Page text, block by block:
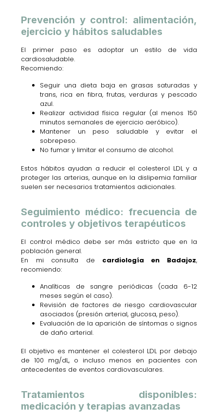
Prevención y control: alimentación,
ejercicio y hábitos saludables
El primer paso es adoptar un estilo de vida
cardiosaludable.
Recomiendo:
Seguir una dieta baja en grasas saturadas y
trans, rica en fibra, frutas, verduras y pescado
azul.
Realizar actividad física regular (al menos 150
minutos semanales de ejercicio aeróbico).
Mantener un peso saludable y evitar el
sobrepeso.
No fumar y limitar el consumo de alcohol.
Estos hábitos ayudan a reducir el colesterol LDL y a
proteger las arterias, aunque en la dislipemia familiar
suelen ser necesarios tratamientos adicionales.
Seguimiento médico: frecuencia de
controles y objetivos terapéuticos
El control médico debe ser más estricto que en la
población general.
En mi consulta de cardiología en Badajoz,
recomiendo:
Analíticas de sangre periódicas (cada 6-12
meses según el caso).
Revisión de factores de riesgo cardiovascular
asociados (presión arterial, glucosa, peso).
Evaluación de la aparición de síntomas o signos
de daño arterial.
El objetivo es mantener el colesterol LDL por debajo
de 100 mg/dL, o incluso menos en pacientes con
antecedentes de eventos cardiovasculares.
Tratamientos disponibles:
medicación y terapias avanzadas